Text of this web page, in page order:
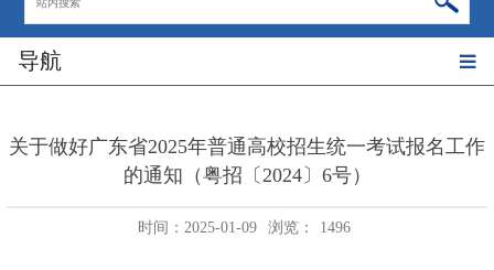
导航
关于做好广东省2025年普通高校招生统一考试报名工作
的通知（粤招〔2024〕6号）
时间：2025-01-09 浏览： 1496